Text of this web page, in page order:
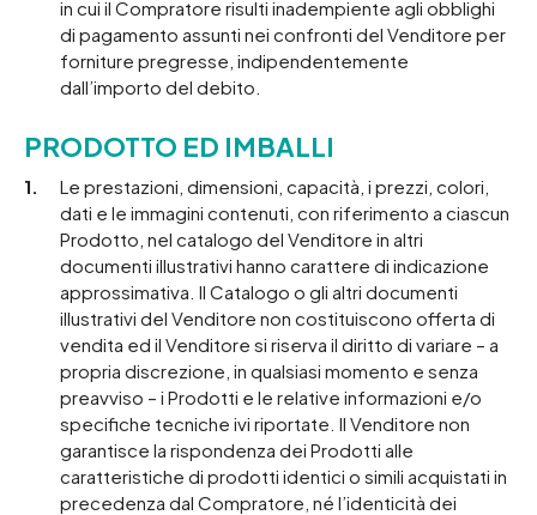
in cui il Compratore risulti inadempiente agli obblighi
di pagamento assunti nei confronti del Venditore per
forniture pregresse, indipendentemente
dall’importo del debito.
PRODOTTO ED IMBALLI
Le prestazioni, dimensioni, capacità, i prezzi, colori,
dati e le immagini contenuti, con riferimento a ciascun
Prodotto, nel catalogo del Venditore in altri
documenti illustrativi hanno carattere di indicazione
approssimativa. Il Catalogo o gli altri documenti
illustrativi del Venditore non costituiscono offerta di
vendita ed il Venditore si riserva il diritto di variare – a
propria discrezione, in qualsiasi momento e senza
preavviso – i Prodotti e le relative informazioni e/o
specifiche tecniche ivi riportate. Il Venditore non
garantisce la rispondenza dei Prodotti alle
caratteristiche di prodotti identici o simili acquistati in
precedenza dal Compratore, né l’identicità dei